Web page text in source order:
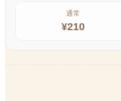
通常
¥210